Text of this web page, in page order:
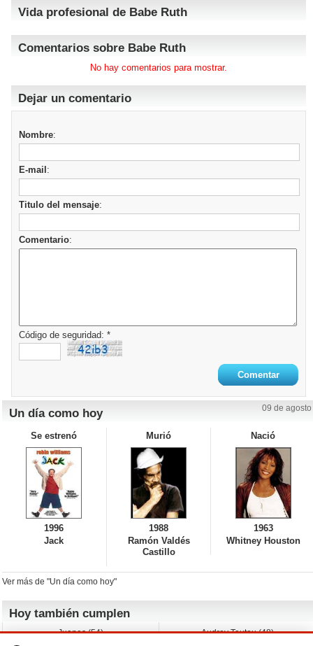
Vida profesional de Babe Ruth
Comentarios sobre Babe Ruth
No hay comentarios para mostrar.
Dejar un comentario
Nombre:
E-mail :
Titulo del mensaje:
Comentario:
Código de seguridad: *
Un día como hoy 09 de agosto
Se estrenó
1996
Jack
Murió
1988
Ramón Valdés
Castillo
Nació
1963
Whitney Houston
Ver más de "Un día como hoy"
Hoy también cumplen
Juanes (54)
Audrey Tautou (48)